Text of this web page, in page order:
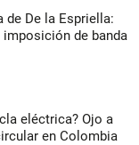
de De la Espriella:
de banda
eléctrica? Ojo a
en Colombia